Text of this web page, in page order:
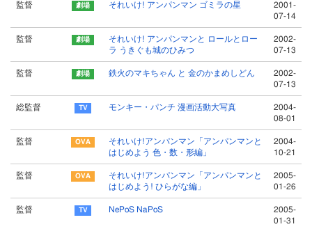
監督 それいけ! アンパンマン ゴミラの星
2001-
07-14
監督
それいけ! アンパンマンと ロールとロー
ラ うきぐも城のひみつ
2002-
07-13
監督 鉄火のマキちゃん と 金のかまめしどん
2002-
07-13
総監督 モンキー・パンチ 漫画活動大写真
2004-
08-01
監督
それいけ!アンパンマン「アンパンマンと
はじめよう 色・数・形編」
2004-
10-21
監督
それいけ!アンパンマン「アンパンマンと
はじめよう! ひらがな編」
2005-
01-26
監督 NePoS NaPoS
2005-
01-31